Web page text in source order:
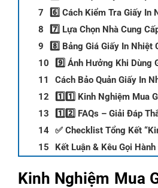
6️⃣ Cách Kiểm Tra Giấy In
7️⃣ Lựa Chọn Nhà Cung
8️⃣ Bảng Giá Giấy In Nhiệt
9️⃣ Ảnh Hưởng Khi Dùng
Cách Bảo Quản Giấy In
1️⃣1️⃣ Kinh Nghiệm Mua
1️⃣2️⃣ FAQs – Giải Đáp
✅ Checklist Tổng Kết
Kết Luận & Kêu Gọi
Kinh Nghiệm Mua